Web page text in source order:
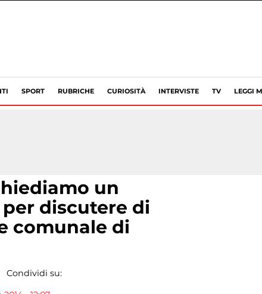
SPORT RUBRICHE CURIOSITÀ INTERVISTE TV LEGGI
un
discutere di
comunale di
Condividi su: